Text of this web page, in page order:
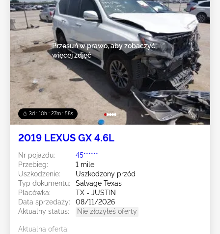
3d : 10h : 27m : 55s
Przesuń w prawo, aby zobaczyć
więcej zdjęć
2019 LEXUS GX 4.6L
Nr pojazdu:
45******
Przebieg:
1 mile
Uszkodzenie:
Uszkodzony przód
Typ dokumentu:
Salvage Texas
Placówka:
TX - JUSTIN
Data sprzedaży:
08/11/2026
Aktualny status:
Nie złożyłeś oferty
Aktualna oferta: